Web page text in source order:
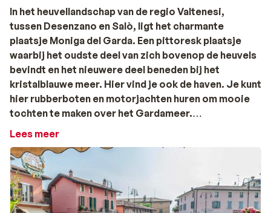
In het heuvellandschap van de regio Valtenesi,
tussen Desenzano en Salò, ligt het charmante
plaatsje Moniga del Garda. Een pittoresk plaatsje
waarbij het oudste deel van zich bovenop de heuvels
bevindt en het nieuwere deel beneden bij het
kristalblauwe meer. Hier vind je ook de haven. Je kunt
hier rubberboten en motorjachten huren om mooie
tochten te maken over het Gardameer.
Moniga del Garda behoorde ooit tot Venetië en is zelfs
nog een tijdje in handen van Oostenrijk geweest. Nu is
het een zelfstandige gemeente. Eén van de oudste
bouwwerken in het plaatsje is het kasteel dat dateert
Lees meer